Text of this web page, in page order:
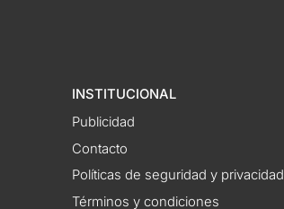
INSTITUCIONAL
Publicidad
Contacto
Políticas de seguridad y privacidad
Términos y condiciones